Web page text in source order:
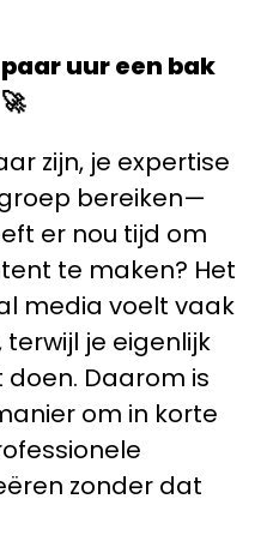
uur een bak
zijn, je expertise
bereiken—
er nou tijd om
te maken? Het
media voelt vaak
je eigenlijk
doen. Daarom is
om in korte
zonder dat